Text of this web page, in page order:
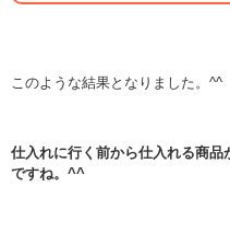
このような結果となりました。^^
仕入れに行く前から仕入れる商
ですね。^^